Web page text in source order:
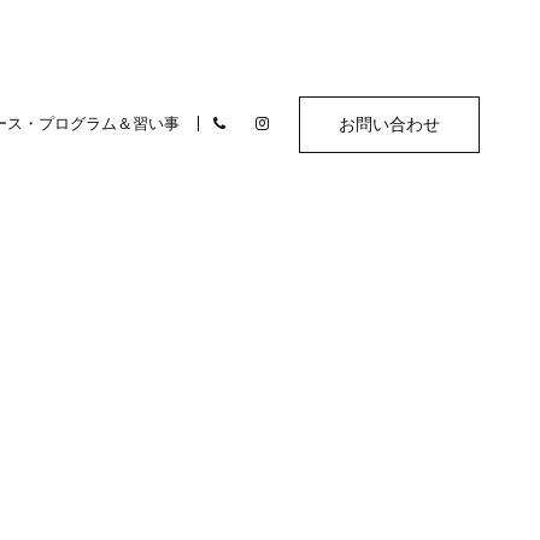
ス・プログラム＆習い事 お問い合わせ